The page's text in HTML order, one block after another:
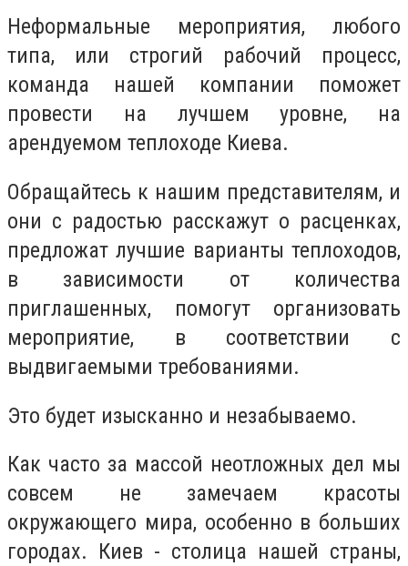
Неформальные мероприятия, любого
типа, или строгий рабочий процесс,
команда нашей компании поможет
провести на лучшем уровне, на
арендуемом теплоходе Киева.
Обращайтесь к нашим представителям, и
они с радостью расскажут о расценках,
предложат лучшие варианты теплоходов,
в зависимости от количества
приглашенных, помогут организовать
мероприятие, в соответствии с
выдвигаемыми требованиями.
Это будет изысканно и незабываемо.
Как часто за массой неотложных дел мы
совсем не замечаем красоты
окружающего мира, особенно в больших
городах. Киев - столица нашей страны,